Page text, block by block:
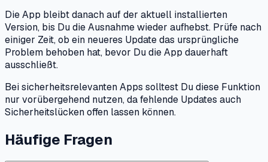
Die App bleibt danach auf der aktuell installierten
Version, bis Du die Ausnahme wieder aufhebst. Prüfe nach
einiger Zeit, ob ein neueres Update das ursprüngliche
Problem behoben hat, bevor Du die App dauerhaft
ausschließt.
Bei sicherheitsrelevanten Apps solltest Du diese Funktion
nur vorübergehend nutzen, da fehlende Updates auch
Sicherheitslücken offen lassen können.
Häufige Fragen